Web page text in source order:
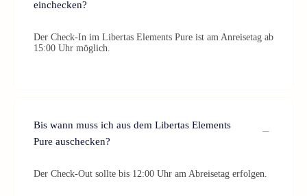
einchecken?
Der Check-In im Libertas Elements Pure ist am Anreisetag ab
15:00 Uhr möglich.
Bis wann muss ich aus dem Libertas Elements
Pure auschecken?
Der Check-Out sollte bis 12:00 Uhr am Abreisetag erfolgen.